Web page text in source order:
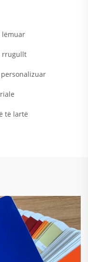
lëmuar
rrugullt
të lartë